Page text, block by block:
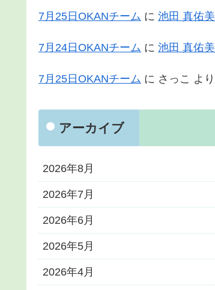
7月25日OKANチーム に 池田 真佑美
7月24日OKANチーム に 池田 真佑美
7月25日OKANチーム に さっこ より
アーカイブ
2026年8月
2026年7月
2026年6月
2026年5月
2026年4月